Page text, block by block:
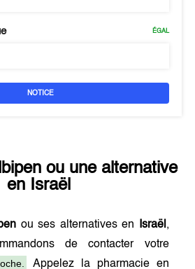
ÉGAL
NOTICE
ou une alternative
en Israël
ou ses alternatives en Israël ,
de contacter votre
Appelez la pharmacie en